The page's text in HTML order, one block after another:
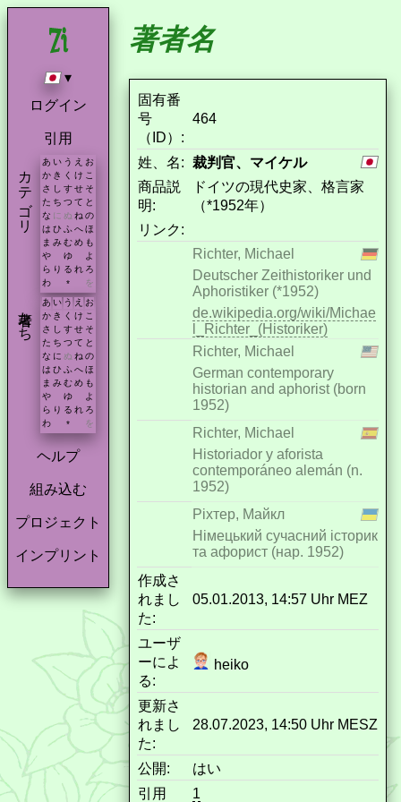
▾
ログイン
引用
カテゴリ あ い う え お
か き く け こ
さ し す せ そ
た ち つ て と
な に ぬ ね の
は ひ ふ へ ほ
ま み む め も
や
ゆ
よ
ら り る れ ろ
わ
* を
著者たち あ い う え お
か き く け こ
さ
し す せ そ
た ち つ て と
な に ぬ ね の
は ひ ふ へ ほ
ま み む め も
や
ゆ
よ
ら り る れ ろ
わ
* を
ヘルプ
組み込む
プロジェクト
インプリント
著者名
固有番
号
（ID）:
464
姓、名: 裁判官、マイケル
商品説
明:
ドイツの現代史家、格言家
（*1952年）
リンク:
Richter, Michael
Deutscher Zeithistoriker und
Aphoristiker (*1952)
de.wikipedia.org/wiki/Michae
l_Richter_(Historiker)
Richter, Michael
German contemporary
historian and aphorist (born
1952)
Richter, Michael
Historiador y aforista
contemporáneo alemán (n.
1952)
Ріхтер, Майкл
Німецький сучасний історик
та афорист (нар. 1952)
作成さ
れまし
た:
05.01.2013, 14:57 Uhr MEZ
ユーザ
ーによ
る:
heiko
更新さ
れまし
た:
28.07.2023, 14:50 Uhr MESZ
公開:
はい
引用
1